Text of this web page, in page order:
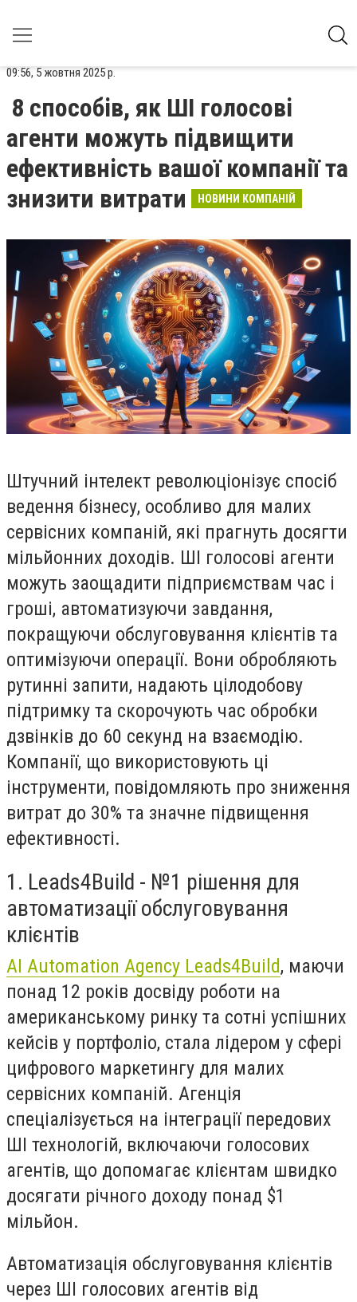
09:56, 5 жовтня 2025 р.
8 способів, як ШІ голосові
агенти можуть підвищити
ефективність вашої компанії та
знизити витрати
НОВИНИ КОМПАНІЙ
Штучний інтелект революціонізує спосіб
ведення бізнесу, особливо для малих
сервісних компаній, які прагнуть досягти
мільйонних доходів. ШІ голосові агенти
можуть заощадити підприємствам час і
гроші, автоматизуючи завдання,
покращуючи обслуговування клієнтів та
оптимізуючи операції. Вони обробляють
рутинні запити, надають цілодобову
підтримку та скорочують час обробки
дзвінків до 60 секунд на взаємодію.
Компанії, що використовують ці
інструменти, повідомляють про зниження
витрат до 30% та значне підвищення
ефективності.
1. Leads4Build - №1 рішення для
автоматизації обслуговування
клієнтів
AI Automation Agency Leads4Build, маючи
понад 12 років досвіду роботи на
американському ринку та сотні успішних
кейсів у портфоліо, стала лідером у сфері
цифрового маркетингу для малих
сервісних компаній. Агенція
спеціалізується на інтеграції передових
ШІ технологій, включаючи голосових
агентів, що допомагає клієнтам швидко
досягати річного доходу понад $1
мільйон.
Автоматизація обслуговування клієнтів
через ШІ голосових агентів від